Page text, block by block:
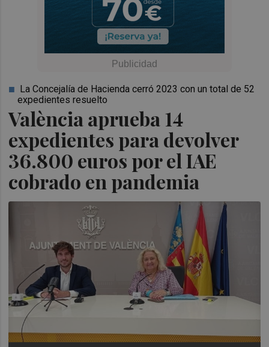
València aprueba 14
expedientes para devolver
36.800 euros por el IAE
cobrado en pandemia
La Concejalía de Hacienda cerró 2023 con un total de 52
expedientes resuelto